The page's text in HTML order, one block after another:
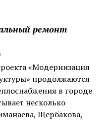
ремонт
«Модернизация
продолжаются
в городе
несколько
Щербакова,